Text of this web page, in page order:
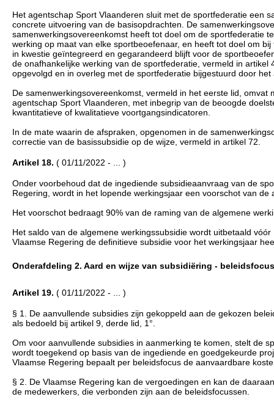
Het agentschap Sport Vlaanderen sluit met de sportfederatie een
concrete uitvoering van de basisopdrachten. De
samenwerkingsovereenkomst heeft tot doel om de sportfederatie
werking op maat van elke sportbeoefenaar, en heeft tot doel om
in kwestie geïntegreerd en gegarandeerd blijft voor de
de onafhankelijke werking van de sportfederatie, vermeld in
opgevolgd en in overleg met de sportfederatie bijgestuurd door
De samenwerkingsovereenkomst, vermeld in het eerste lid,
agentschap Sport Vlaanderen, met inbegrip van de beoogde
kwantitatieve of kwalitatieve voortgangsindicatoren.
In de mate waarin de afspraken, opgenomen in de
correctie van de basissubsidie op de wijze, vermeld in artikel 72.
Artikel 18. ( 01/11/2022 - ... )
Onder voorbehoud dat de ingediende subsidieaanvraag van de
Regering, wordt in het lopende werkingsjaar een voorschot van
Het voorschot bedraagt 90% van de raming van de algemene
Het saldo van de algemene werkingssubsidie wordt uitbetaald
Vlaamse Regering de definitieve subsidie voor het werkingsjaar
Onderafdeling 2. Aard en wijze van subsidiëring -
Artikel 19. ( 01/11/2022 - ... )
§ 1. De aanvullende subsidies zijn gekoppeld aan de gekozen
als bedoeld bij artikel 9, derde lid, 1°.
Om voor aanvullende subsidies in aanmerking te komen, stelt de
wordt toegekend op basis van de ingediende en goedgekeurde
Vlaamse Regering bepaalt per beleidsfocus de aanvaardbare
§ 2. De Vlaamse Regering kan de vergoedingen en kan de
de medewerkers, die verbonden zijn aan de beleidsfocussen.